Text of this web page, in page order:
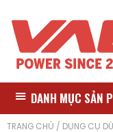
DANH MỤC SẢN
TRANG CHỦ / DỤNG CỤ